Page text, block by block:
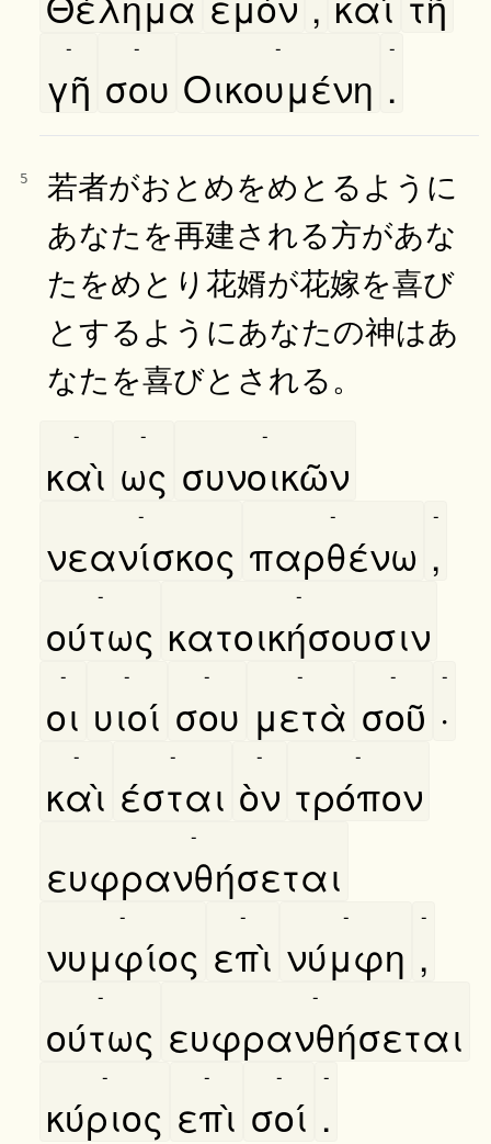
γῆ
-
σου
-
Οικουμένη
-
.
-
5
若者がおとめをめとるように
あなたを再建される方があな
たをめとり花婿が花嫁を喜び
とするようにあなたの神はあ
なたを喜びとされる。
καὶ
-
ως
-
συνοικῶν
-
νεανίσκος
-
παρθένω
-
,
-
ούτως
-
κατοικήσουσιν
-
οι
-
υιοί
-
σου
-
μετὰ
-
σοῦ
-
·
-
καὶ
-
έσται
-
ὸν
-
τρόπον
-
ευφρανθήσεται
-
νυμφίος
-
επὶ
-
νύμφη
-
,
-
ούτως
-
ευφρανθήσεται
-
κύριος
-
επὶ
-
σοί
-
.
-